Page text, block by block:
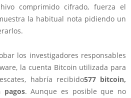
comprimido cifrado, fuerza el
la habitual nota pidiendo un
los investigadores responsables
la cuenta Bitcoin utilizada para
habría recibido577 bitcoin,
pagos. Aunque es posible que no